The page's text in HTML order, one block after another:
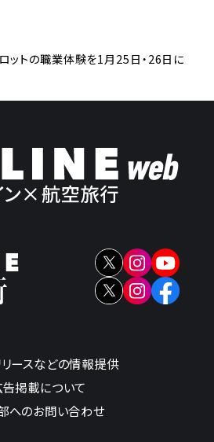
ットの職業体験を1月25日・26日に
リースなどの情報提供
告掲載について
へのお問い合わせ